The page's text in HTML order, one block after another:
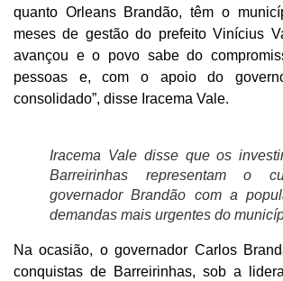
quanto Orleans Brandão, têm o
meses de gestão do prefeito Vinícius
avançou e o povo sabe do
pessoas e, com o apoio do
consolidado”, disse Iracema Vale.
Iracema Vale disse que os
Barreirinhas representam o
governador Brandão com a
demandas mais urgentes do
Na ocasião, o governador Carlos
conquistas de Barreirinhas, sob a